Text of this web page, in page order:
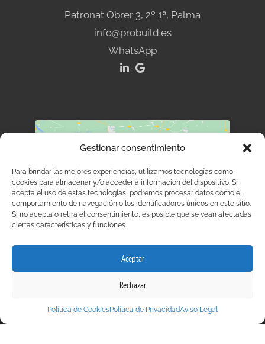
Gestionar consentimiento
Para brindar las mejores experiencias, utilizamos tecnologías como
cookies para almacenar y/o acceder a información del dispositivo. Si
acepta el uso de estas tecnologías, podremos procesar datos como el
comportamiento de navegación o los identificadores únicos en este sitio.
Si no acepta o retira el consentimiento, es posible que se vean afectadas
ciertas características y funciones.
Aceptar
Rechazar
Política de CookiesPolítica de PrivacidadAviso Legal
Patronat Obrer 3, 2º 1ª, Palma
info@probuild.es
WhatsApp
·
Haz clic para aceptar cookies de marketing y permitir
este contenido
Aviso Legal Política de Privacidad Política de Cookies